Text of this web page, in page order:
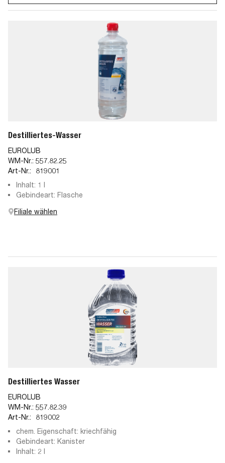
Destilliertes-Wasser
EUROLUB
WM-Nr.: 557.82.25
Art-Nr.:
819001
Inhalt: 1 l
Gebindeart: Flasche
Filiale wählen
Destilliertes Wasser
EUROLUB
WM-Nr.: 557.82.39
Art-Nr.:
819002
chem. Eigenschaft: kriechfähig
Gebindeart: Kanister
Inhalt: 2 l